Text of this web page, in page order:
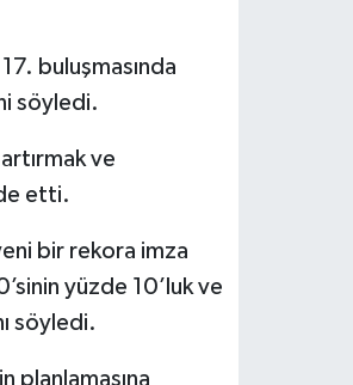
buluşmasında
söyledi.
ve
etti.
bir rekora imza
yüzde 10’luk ve
söyledi.
planlamasına